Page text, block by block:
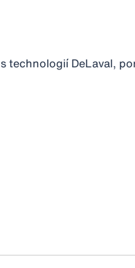
DeLaval,